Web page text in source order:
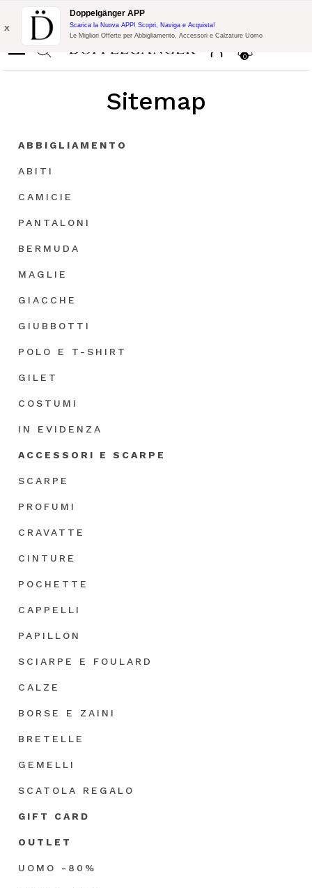
Promo Flash:
10% di Extra Sconto su 300€ di Acquisto con codice:
DOPPEL300
0
x
Doppelgänger APP
Scarica la Nuova APP! Scopri, Naviga e Acquista!
Le Migliori Offerte per Abbigliamento, Accessori e Calzature Uomo
Sitemap
ABBIGLIAMENTO
ABITI
CAMICIE
PANTALONI
BERMUDA
MAGLIE
GIACCHE
GIUBBOTTI
POLO E T-SHIRT
GILET
COSTUMI
IN EVIDENZA
ACCESSORI E SCARPE
SCARPE
PROFUMI
CRAVATTE
CINTURE
POCHETTE
CAPPELLI
PAPILLON
SCIARPE E FOULARD
CALZE
BORSE E ZAINI
BRETELLE
GEMELLI
SCATOLA REGALO
GIFT CARD
OUTLET
UOMO -80%